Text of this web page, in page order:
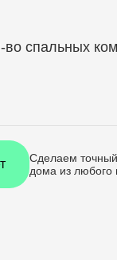
во спальных
Сделаем
дома из любого